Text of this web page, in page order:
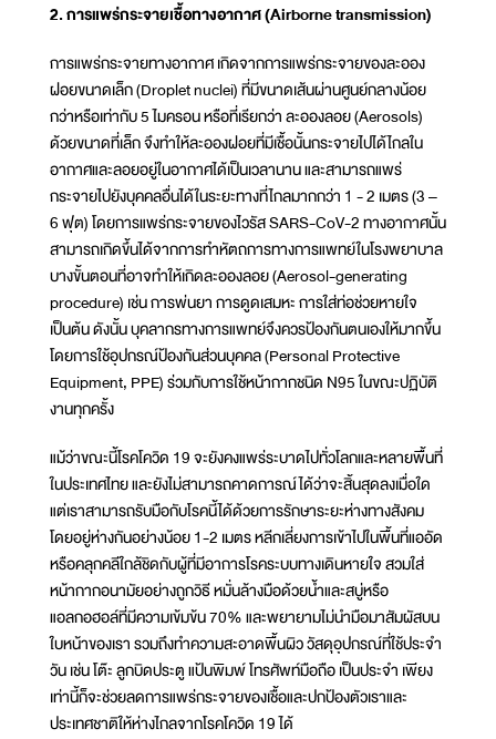
2. การแพร่กระจายเชื้อทางอากาศ (Airborne transmission)
การแพร่กระจายทางอากาศ เกิดจากการแพร่กระจายของละออง
ฝอยขนาดเล็ก (Droplet nuclei) ที่มีขนาดเส้นผ่านศูนย์กลางน้อย
กว่าหรือเท่ากับ 5 ไมครอน หรือที่เรียกว่า ละอองลอย (Aerosols)
ด้วยขนาดที่เล็ก จึงทำให้ละอองฝอยที่มีเชื้อนั้นกระจายไปได้ไกลใน
อากาศและลอยอยู่ในอากาศได้เป็นเวลานาน และสามารถแพร่
กระจายไปยังบุคคลอื่นได้ในระยะทางที่ไกลมากกว่า 1 - 2 เมตร (3 –
6 ฟุต) โดยการแพร่กระจายของไวรัส SARS-CoV-2 ทางอากาศนั้น
สามารถเกิดขึ้นได้จากการทำหัตถการทางการแพทย์ในโรงพยาบาล
บางขั้นตอนที่อาจทำให้เกิดละอองลอย (Aerosol-generating
procedure) เช่น การพ่นยา การดูดเสมหะ การใส่ท่อช่วยหายใจ
เป็นต้น ดังนั้น บุคลากรทางการแพทย์จึงควรป้องกันตนเองให้มากขึ้น
โดยการใช้อุปกรณ์ป้องกันส่วนบุคคล (Personal Protective
Equipment, PPE) ร่วมกับการใช้หน้ากากชนิด N95 ในขณะปฏิบัติ
งานทุกครั้ง
แม้ว่าขณะนี้โรคโควิด 19 จะยังคงแพร่ระบาดไปทั่วโลกและหลายพื้นที่
ในประเทศไทย และยังไม่สามารถคาดการณ์ได้ว่าจะสิ้นสุดลงเมื่อใด
แต่เราสามารถรับมือกับโรคนี้ได้ด้วยการรักษาระยะห่างทางสังคม
โดยอยู่ห่างกันอย่างน้อย 1-2 เมตร หลีกเลี่ยงการเข้าไปในพื้นที่แออัด
หรือคลุกคลีใกล้ชิดกับผู้ที่มีอาการโรคระบบทางเดินหายใจ สวมใส่
หน้ากากอนามัยอย่างถูกวิธี หมั่นล้างมือด้วยน้ำและสบู่หรือ
แอลกอฮอล์ที่มีความเข้มข้น 70% และพยายามไม่นำมือมาสัมผัสบน
ใบหน้าของเรา รวมถึงทำความสะอาดพื้นผิว วัสดุอุปกรณ์ที่ใช้ประจำ
วัน เช่น โต๊ะ ลูกบิดประตู แป้นพิมพ์ โทรศัพท์มือถือ เป็นประจำ เพียง
เท่านี้ก็จะช่วยลดการแพร่กระจายของเชื้อและปกป้องตัวเราและ
ประเทศชาติให้ห่างไกลจากโรคโควิด 19 ได้